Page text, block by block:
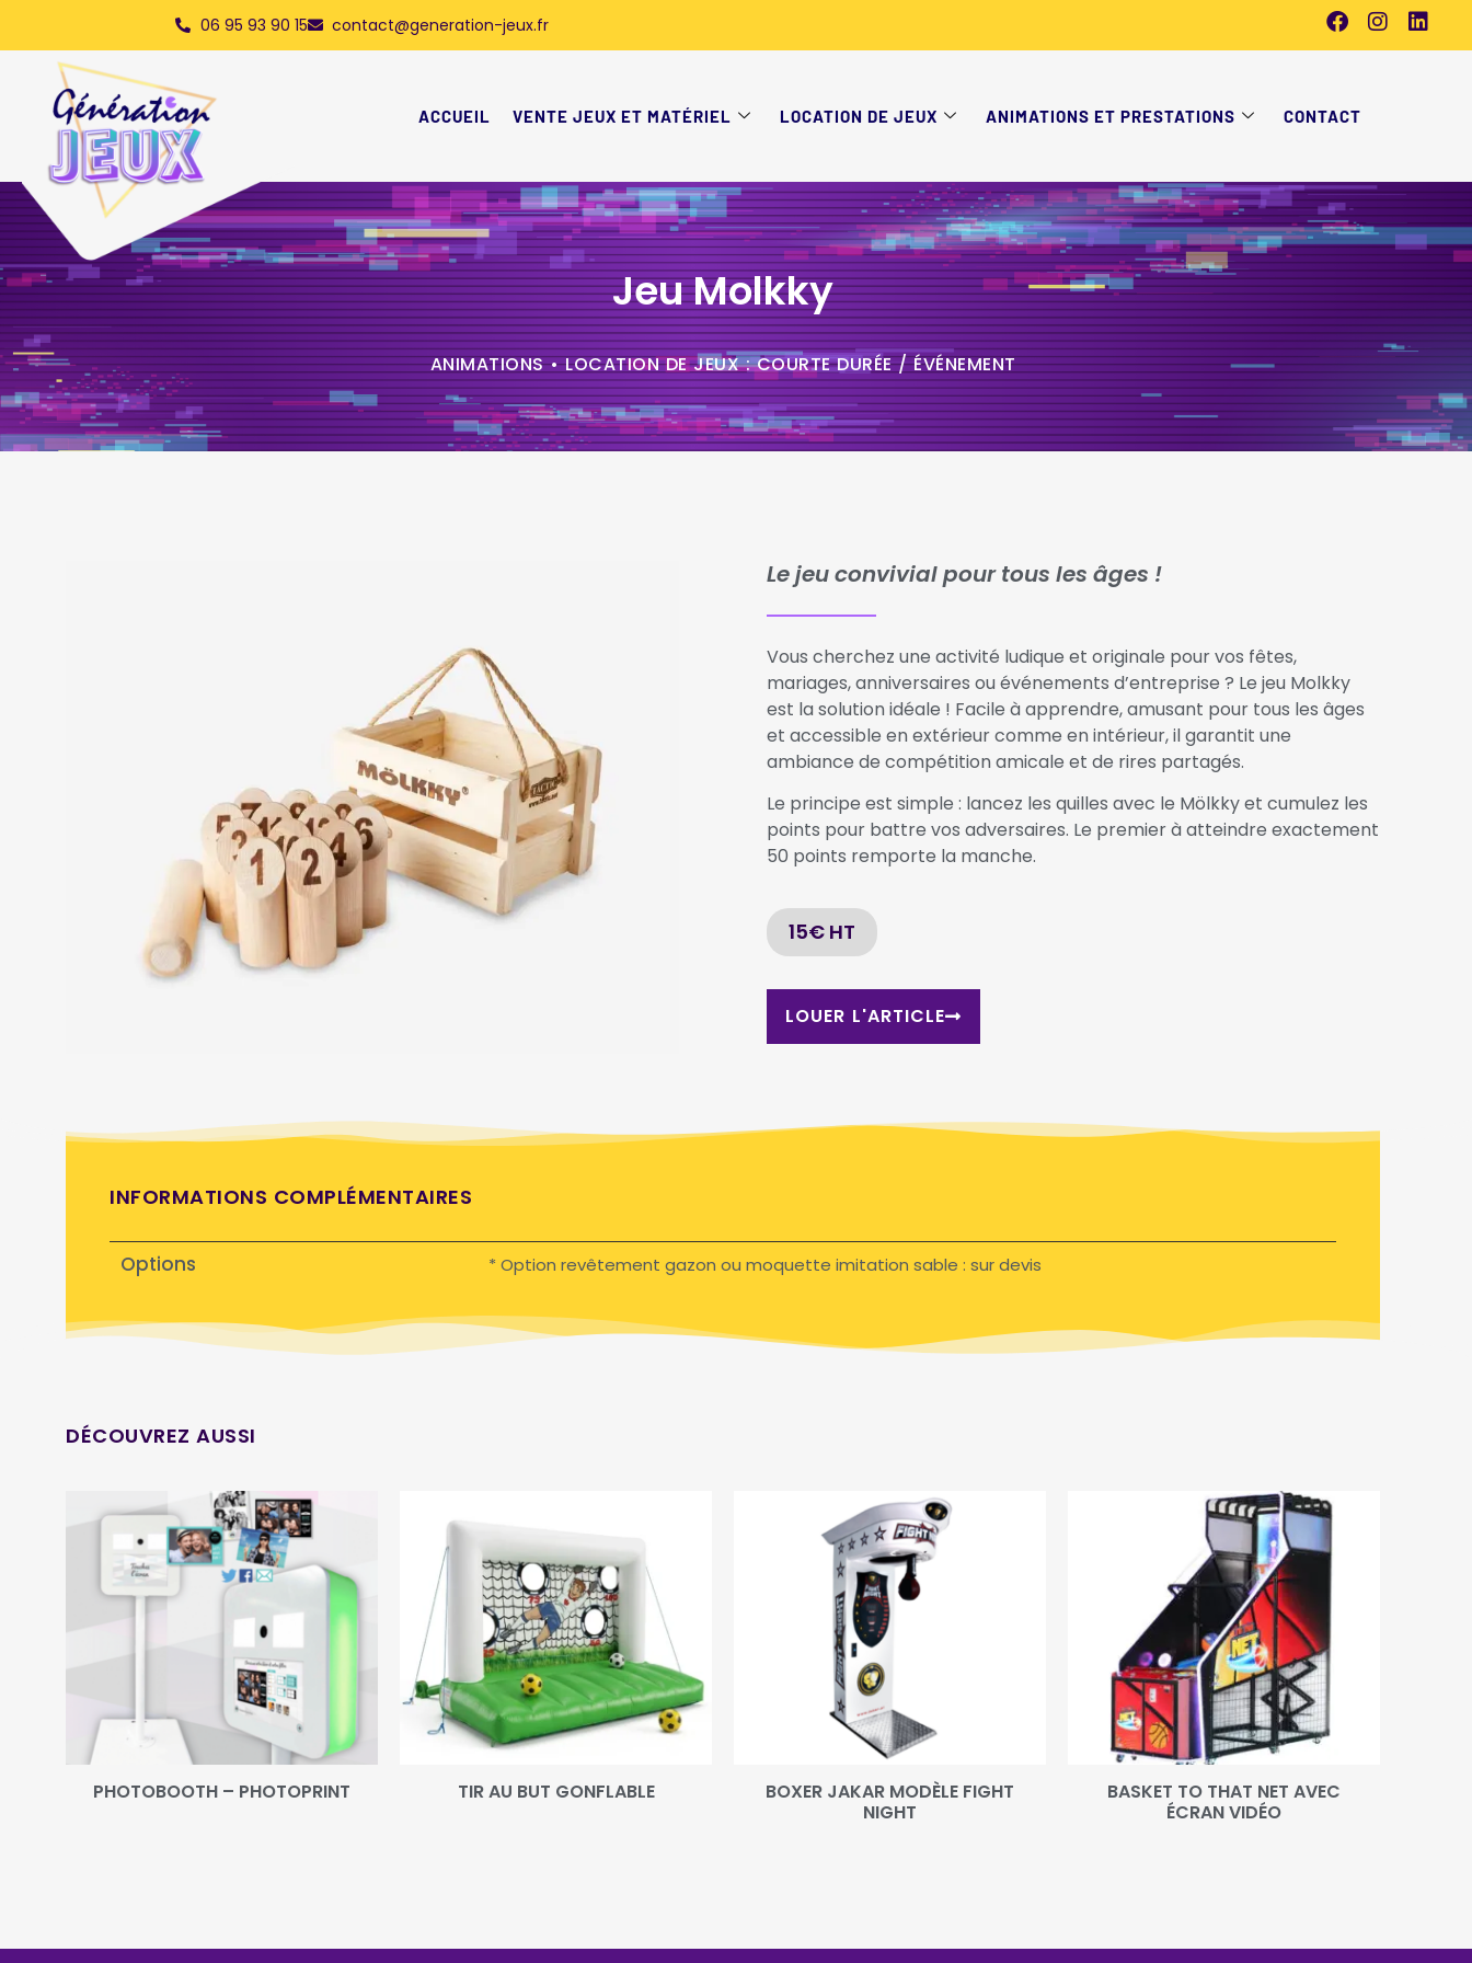
06 95 93 90 15 contact@generation-jeux.fr
ACCUEIL VENTE JEUX ET MATÉRIEL LOCATION DE JEUX ANIMATIONS ET PRESTATIONS CONTACT
Jeu Molkky
ANIMATIONS•LOCATION DE JEUX : COURTE DURÉE / ÉVÉNEMENT
Le jeu convivial pour tous les âges !
Vous cherchez une activité ludique et originale pour vos fêtes,
mariages, anniversaires ou événements d’entreprise ? Le jeu Molkky
est la solution idéale ! Facile à apprendre, amusant pour tous les âges
et accessible en extérieur comme en intérieur, il garantit une
ambiance de compétition amicale et de rires partagés.
Le principe est simple : lancez les quilles avec le Mölkky et cumulez les
points pour battre vos adversaires. Le premier à atteindre exactement
50 points remporte la manche.
15€ HT
LOUER L'ARTICLE
INFORMATIONS COMPLÉMENTAIRES
Options * Option revêtement gazon ou moquette imitation sable : sur devis
DÉCOUVREZ AUSSI
PHOTOBOOTH – PHOTOPRINT TIR AU BUT GONFLABLE
BOXER JAKAR MODÈLE FIGHT
NIGHT
BASKET TO THAT NET AVEC
ÉCRAN VIDÉO